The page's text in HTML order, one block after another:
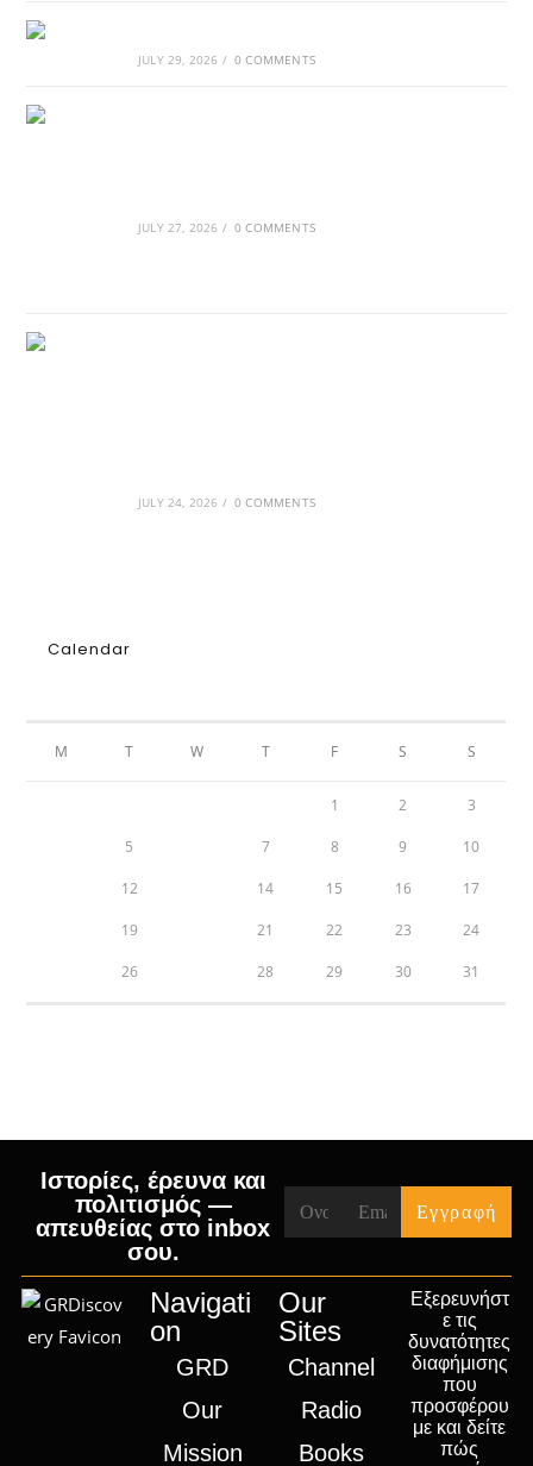
JULY 29, 2026 / 0 COMMENTS
JULY 27, 2026 / 0 COMMENTS
JULY 24, 2026 / 0 COMMENTS
Calendar
M T W T F S S
1 2 3
5 7 8 9 10
12 14 15 16 17
19 21 22 23 24
26 28 29 30 31
Ιστορίες, έρευνα και
πολιτισμός —
απευθείας στο inbox
σου.
Navigati
on
GRD
Our
Mission
Our
Sites
Channel
Radio
Books
Εξερευνήστ
ε τις
δυνατότητες
διαφήμισης
που
προσφέρου
με και δείτε
πώς